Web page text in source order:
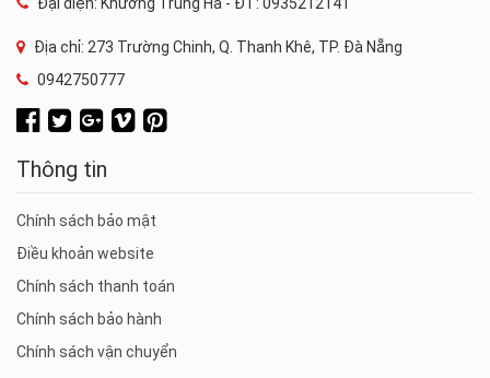
Địa chỉ: 273 Trường Chinh, Q. Thanh Khê, TP. Đà Nẵng
0942750777
Thông tin
Chính sách bảo mật
Điều khoản website
Chính sách thanh toán
Chính sách bảo hành
Chính sách vận chuyển